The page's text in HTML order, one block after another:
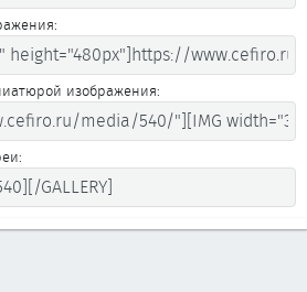
изображения